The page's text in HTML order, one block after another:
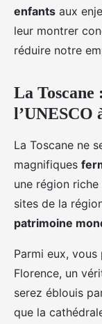
enfants aux
leur montrer
réduire notre
La
l’UNESCO
La Toscane ne
magnifiques
une région riche
sites de la
patrimoine
Parmi eux,
Florence, un
serez éblouis
que la